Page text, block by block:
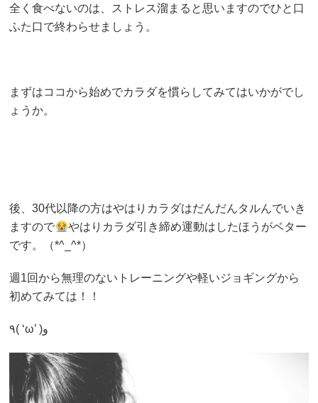
全く食べないのは、ストレス溜まると思いますのでひと口
ふた口で終わらせましょう。
まずはココから始めでカラダを慣らしてみてはいかがでし
ょうか。
後、30代以降の方はやはりカラダはだんだんタルんでいき
ますので
やはりカラダ引き締め運動はしたほうがベター
です。（*^_^*）
週1回から無理のないトレーニングや軽いジョギングから
初めてみては！！
٩( ‘ω’ )و